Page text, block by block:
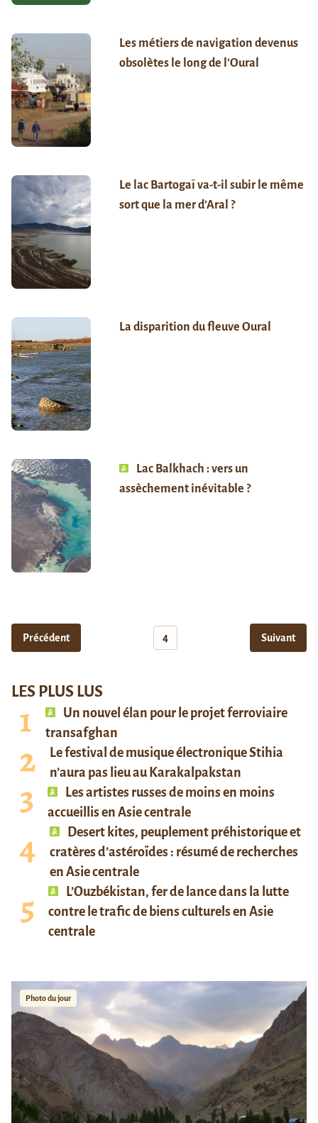
Les métiers de navigation devenus
obsolètes le long de l’Oural
Le lac Bartogaï va-t-il subir le même
sort que la mer d’Aral ?
La disparition du fleuve Oural
Lac Balkhach : vers un
assèchement inévitable ?
Précédent 4 Suivant
LES PLUS LUS
Un nouvel élan pour le projet ferroviaire
transafghan
Le festival de musique électronique Stihia
n’aura pas lieu au Karakalpakstan
Les artistes russes de moins en moins
accueillis en Asie centrale
Desert kites, peuplement préhistorique et
cratères d’astéroïdes : résumé de recherches
en Asie centrale
L’Ouzbékistan, fer de lance dans la lutte
contre le trafic de biens culturels en Asie
centrale
Photo du jour